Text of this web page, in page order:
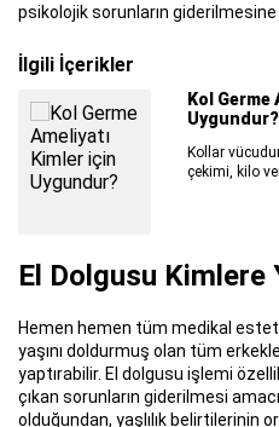
psikolojik sorunların giderilmesine
İlgili İçerikler
Burun
Ne Olmalı?
Burun
düşünenler
El Dolgusu Kimlere
Hemen hemen tüm medikal
yaşını doldurmuş olan tüm
yaptırabilir. El dolgusu işlemi
çıkan sorunların giderilmesi
olduğundan, yaşlılık belirtilerinin